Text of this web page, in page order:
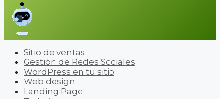
Sitio de ventas
Gestión de Redes Sociales
WordPress en tu sitio
Web design
Landing Page